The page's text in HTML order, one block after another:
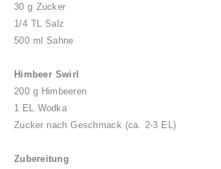
30 g Zucker
1/4 TL Salz
500 ml Sahne
Himbeer Swirl
200 g Himbeeren
1 EL Wodka
Zucker nach Geschmack (ca. 2-3 EL)
Zubereitung